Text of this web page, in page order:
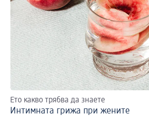
Ето какво трябва да знаете
Интимната грижа при жените